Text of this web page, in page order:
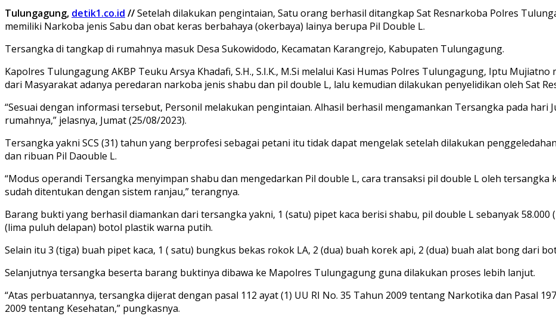
Tulungagung, detik1.co.id //Setelah dilakukan pengintaian, Satu orang berhasil ditangkap Sat Resnarkoba Polres
memiliki Narkoba jenis Sabu dan obat keras berbahaya (okerbaya) lainya berupa Pil Double L.
Tersangka di tangkap di rumahnya masuk Desa Sukowidodo, Kecamatan Karangrejo, Kabupaten Tulungagung.
Kapolres Tulungagung AKBP Teuku Arsya Khadafi, S.H., S.I.K., M.Si melalui Kasi Humas Polres Tulungagung, Iptu
dari Masyarakat adanya peredaran narkoba jenis shabu dan pil double L, lalu kemudian dilakukan penyelidikan oleh Sat
“Sesuai dengan informasi tersebut, Personil melakukan pengintaian. Alhasil berhasil mengamankan Tersangka pada hari
rumahnya,” jelasnya, Jumat (25/08/2023).
Tersangka yakni SCS (31) tahun yang berprofesi sebagai petani itu tidak dapat mengelak setelah dilakukan
dan ribuan Pil Daouble L.
“Modus operandi Tersangka menyimpan shabu dan mengedarkan Pil double L, cara transaksi pil double L oleh
sudah ditentukan dengan sistem ranjau,” terangnya.
Barang bukti yang berhasil diamankan dari tersangka yakni, 1 (satu) pipet kaca berisi shabu, pil double L sebanyak
(lima puluh delapan) botol plastik warna putih.
Selain itu 3 (tiga) buah pipet kaca, 1 ( satu) bungkus bekas rokok LA, 2 (dua) buah korek api, 2 (dua) buah alat bong dari
Selanjutnya tersangka beserta barang buktinya dibawa ke Mapolres Tulungagung guna dilakukan proses lebih lanjut.
“Atas perbuatannya, tersangka dijerat dengan pasal 112 ayat (1) UU RI No. 35 Tahun 2009 tentang Narkotika dan Pasal
2009 tentang Kesehatan,” pungkasnya.